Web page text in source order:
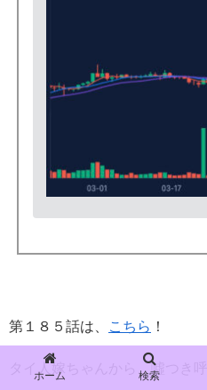
第１８５話は、 こちら ！
タイ人嫁ちゃんから、噓つき
ホーム 検索